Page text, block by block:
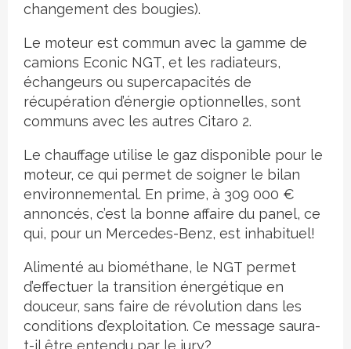
changement des bougies).
Le moteur est commun avec la gamme de
camions Econic NGT, et les radiateurs,
échangeurs ou supercapacités de
récupération d’énergie optionnelles, sont
communs avec les autres Citaro 2.
Le chauffage utilise le gaz disponible pour le
moteur, ce qui permet de soigner le bilan
environnemental. En prime, à 309 000 €
annoncés, c’est la bonne affaire du panel, ce
qui, pour un Mercedes-Benz, est inhabituel!
Alimenté au biométhane, le NGT permet
d’effectuer la transition énergétique en
douceur, sans faire de révolution dans les
conditions d’exploitation. Ce message saura-
t-il être entendu par le jury?